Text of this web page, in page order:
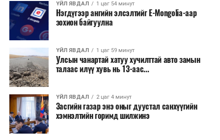
ҮЙЛ ЯВДАЛ 1 цаг 54 минут
Нэгдүгээр ангийн элсэлтийг E-Mongolia-аар
зохион байгуулна
ҮЙЛ ЯВДАЛ 1 цаг 59 минут
Улсын чанартай хатуу хучилттай авто замын
талаас илүү хувь нь 13-аас...
ҮЙЛ ЯВДАЛ 2 цаг 4 минут
Засгийн газар энэ оныг дуустал санхүүгийн
хэмнэлтийн горимд шилжинэ